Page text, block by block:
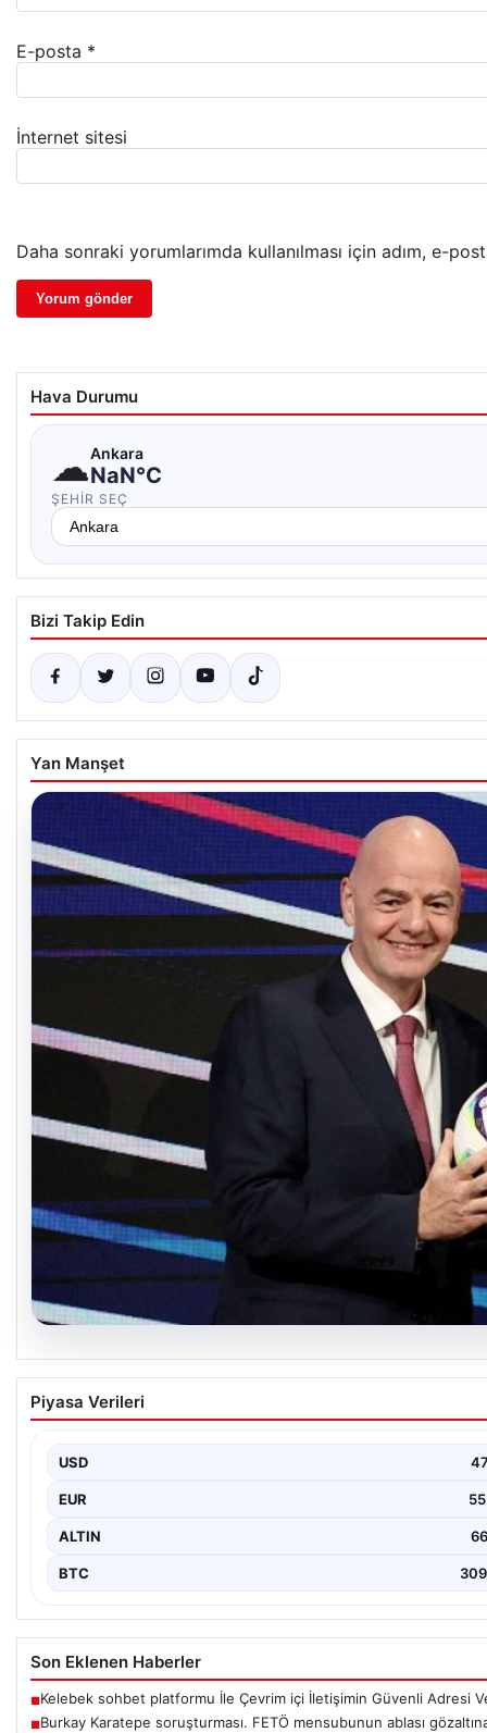
E-posta *
İnternet sitesi
Daha sonraki yorumlarımda kullanılması için adım, e-
Hava Durumu
☁Ankara
NaN°C
ŞEHIR SEÇ
Bizi Takip Edin
Yan Manşet
06.08.2026
FIFA’yı Boykot Kararı Alan UEFA Geri Adım
Avrupa Futbol Federasyonları Birliği (UEFA), geçtiğimiz
Piyasa Verileri
USD
EUR
ALTIN
BTC
Son Eklenen Haberler
■Kelebek sohbet platformu İle Çevrim içi İletişimin Güvenli Adresi
■Burkay Karatepe soruşturması. FETÖ mensubunun ablası gözaltına